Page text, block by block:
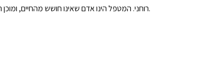
רוחני. המטפל הינו אדם שאינו חושש מהחיים, ומוכן הוא עצמו לחיות בכל רובדי קיומו, ולקחת חלק אמיתי, פתוח, שמח ואקטיבי ביצירת חייו.